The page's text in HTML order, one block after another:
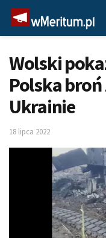
Wolski
Polska
Ukrainie
18 lipca 2022